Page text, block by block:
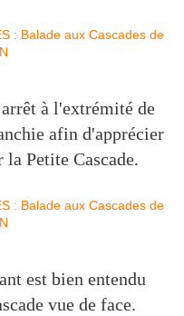
à l'extrémité de
afin d'apprécier
Petite Cascade.
est bien entendu
vue de face.